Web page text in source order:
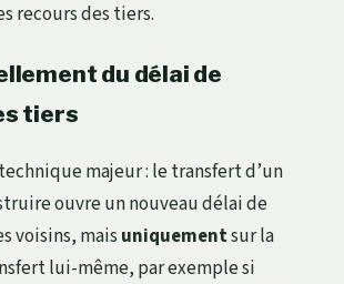
recours des tiers.
du délai de
tiers
majeur : le transfert d’un
ouvre un nouveau délai de
voisins, mais uniquementsur la
lui-même, par exemple si